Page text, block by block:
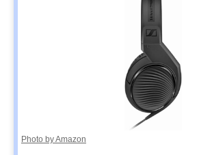
Photo by Amazon